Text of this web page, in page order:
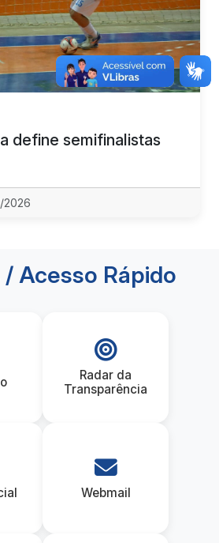
define semifinalistas
2026
Acesso Rápido
Radar da
Transparência
Webmail